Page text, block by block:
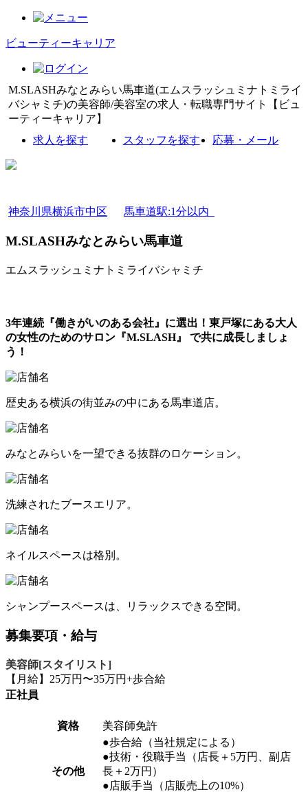
ビューティーキャリア
M.SLASHみなとみらい馬車道(エムスラッシュミナトミライ
バシャミチ)の美容師/美容室の求人・転職専門サイト【ビュ
ーティーキャリア】
求人を探す
スタッフを探す 応募・メール
神奈川県横浜市中区 馬車道駅:1分以内
M.SLASHみなとみらい馬車道
エムスラッシュミナトミライバシャミチ
3年連続『働きがいのある会社』に選出！東戸塚にある大人
の女性のためのサロン『M.SLASH』 で共に成長しましょ
う！
歴史ある横浜の街並みの中にある馬車道店。
みなとみらいを一望できる抜群のロケーション。
洗練されたブースエリア。
ネイルスペースは格別。
シャンプースペースは、リラックスできる空間。
募集要項・給与
美容師[スタイリスト]
【月給】25万円〜35万円+歩合給
正社員
資格 美容師免許
その他
●歩合給（当社規定による）
●技術・役職手当（店長＋5万円、副店
長＋2万円）
●店販手当（店販売上の10%）